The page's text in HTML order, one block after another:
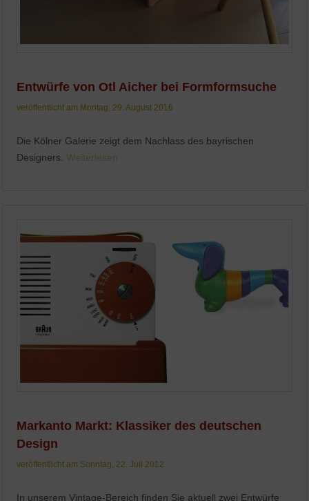
Entwürfe von Otl Aicher bei Formformsuche
veröffentlicht am Montag, 29. August 2016
Die Kölner Galerie zeigt dem Nachlass des bayrischen
Designers.Weiterlesen
Markanto Markt: Klassiker des deutschen
Design
veröffentlicht am Sonntag, 22. Juli 2012
In unserem Vintage-Bereich finden Sie aktuell zwei Entwürfe